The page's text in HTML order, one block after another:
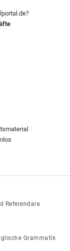
Referendare
Grammatik